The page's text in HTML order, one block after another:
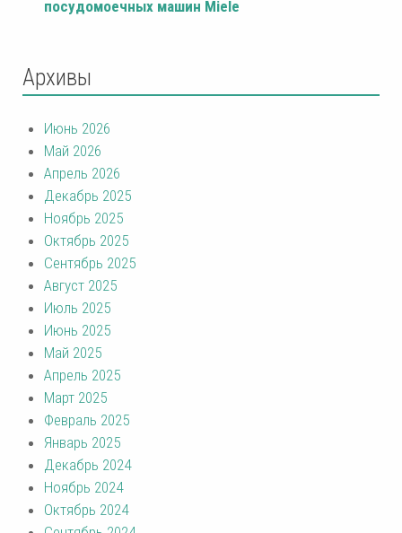
посудомоечных машин Miele
Архивы
Июнь 2026
Май 2026
Апрель 2026
Декабрь 2025
Ноябрь 2025
Октябрь 2025
Сентябрь 2025
Август 2025
Июль 2025
Июнь 2025
Май 2025
Апрель 2025
Март 2025
Февраль 2025
Январь 2025
Декабрь 2024
Ноябрь 2024
Октябрь 2024